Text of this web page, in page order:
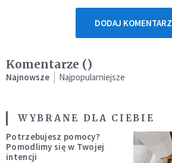
DODAJ KOMENTARZ
Komentarze ()
Najnowsze Najpopularniejsze
WYBRANE DLA CIEBIE
Potrzebujesz pomocy?
Pomodlimy się w Twojej
intencji